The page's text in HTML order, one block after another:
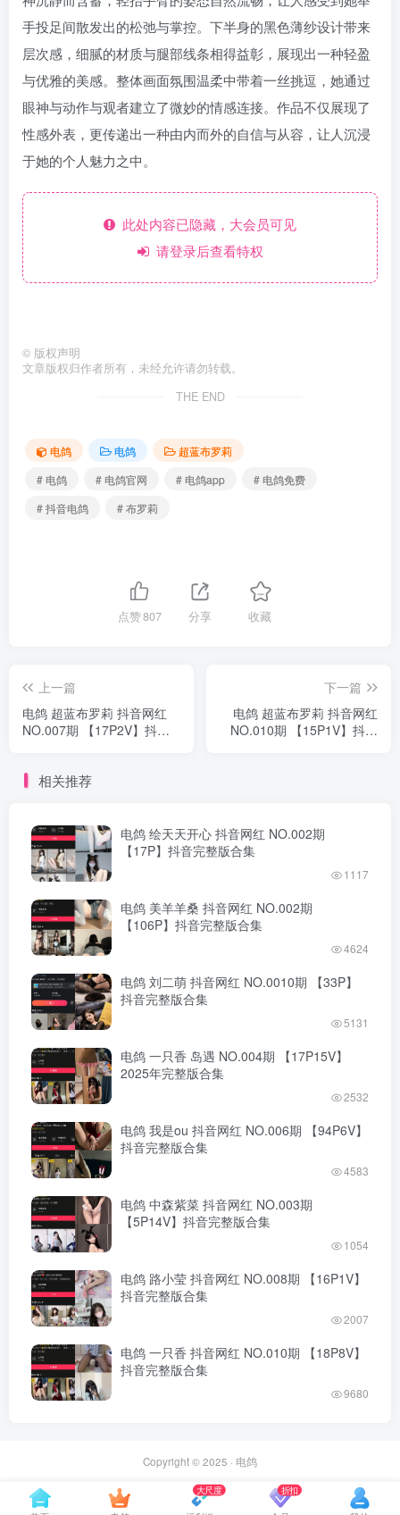
手投足间散发出的松弛与掌控。下半身的黑色薄纱设计带来
层次感，细腻的材质与腿部线条相得益彰，展现出一种轻盈
与优雅的美感。整体画面氛围温柔中带着一丝挑逗，她通过
眼神与动作与观者建立了微妙的情感连接。作品不仅展现了
性感外表，更传递出一种由内而外的自信与从容，让人沉浸
于她的个人魅力之中。
此处内容已隐藏，大会员可见
请登录后查看特权
© 版权声明
文章版权归作者所有，未经允许请勿转载。
THE END
电鸽 电鸽
超蓝布罗莉
# 电鸽
# 电鸽官网 # 电鸽app
# 电鸽免费
# 抖音电鸽
# 布罗莉
点赞807 分享 收藏
上一篇
电鸽 超蓝布罗莉 抖音网红
NO.007期 【17P2V】抖音
下一篇
电鸽 超蓝布罗莉 抖音网红
NO.010期 【15P1V】抖音
相关推荐
电鸽 绘天天开心 抖音网红 NO.002期
【17P】抖音完整版合集
1117
电鸽 美羊羊桑 抖音网红 NO.002期
【106P】抖音完整版合集
4624
电鸽 刘二萌 抖音网红 NO.0010期 【33P】
抖音完整版合集
5131
电鸽 一只香 岛遇 NO.004期 【17P15V】
2025年完整版合集
2532
电鸽 我是ou 抖音网红 NO.006期 【94P6V】
抖音完整版合集
4583
电鸽 中森紫菜 抖音网红 NO.003期
【5P14V】抖音完整版合集
1054
电鸽 路小莹 抖音网红 NO.008期 【16P1V】
抖音完整版合集
2007
电鸽 一只香 抖音网红 NO.010期 【18P8V】
抖音完整版合集
9680
Copyright © 2025 · 电鸽
大尺度 折扣